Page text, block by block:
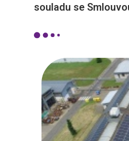
souladu se